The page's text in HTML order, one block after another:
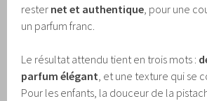
rester net et authentique , pour une
un parfum franc.
Le résultat attendu tient en trois mots :
parfum élégant , et une texture qui se
Pour les enfants, la douceur de la